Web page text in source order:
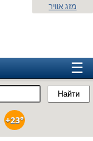
Найти
מזג אוויר
☰
+23°